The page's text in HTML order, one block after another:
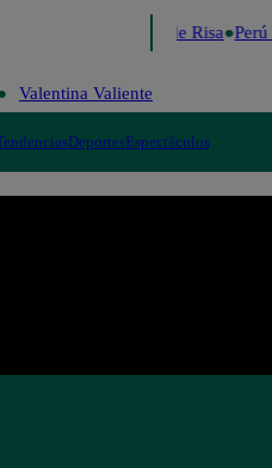
Me Caigo de Risa Perú
Valentina Valiente
DeportesEspectáculos